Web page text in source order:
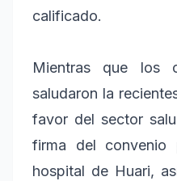
calificado.
Mientras que los
saludaron la
favor del sector
firma del convenio
hospital de Huari,